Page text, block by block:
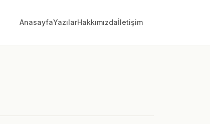
AnasayfaYazılarHakkımızdaİletişim